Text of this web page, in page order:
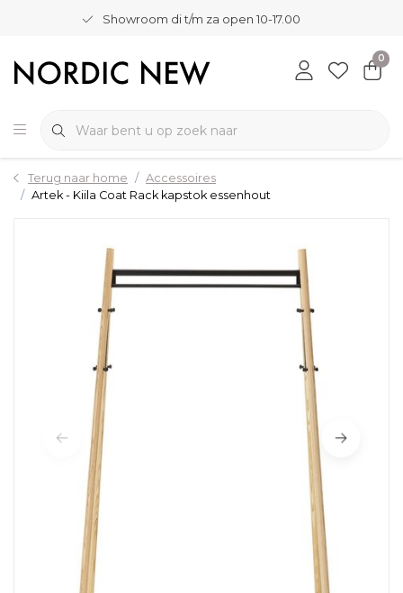
Showroom di t/m za open 10-17.00
0
Terug naar home
Accessoires
Artek - Kiila Coat Rack kapstok essenhout